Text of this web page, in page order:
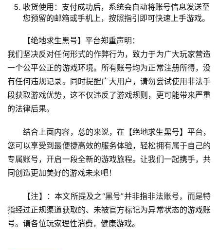
收货使用：支付成功后，系统会自动将账号信息发送至
您预留的邮箱或手机上，按照指引即可快速上手游戏。
【绝地求生黑号】平台郑重声明：
我们坚决反对任何形式的作弊行为，致力于为广大玩家营造
一个公平公正的游戏环境。所有账号均为正常注册所得，没
有任何违规记录。同时提醒广大用户，请勿尝试使用非法手
段获取游戏优势，这不仅违反了游戏规则，更可能带来严重
的法律后果。
结合上面内容，总的来说，在【绝地求生黑号】平台，
您可以享受到最便捷高效的服务体验，轻松拥有属于自己的
专属账号，开启一段全新的游戏旅程。让我们一起携手，共
同创造更加美好的游戏未来吧！
【注】：本文所提及之“黑号”并非指非法账号，而是特
指经过正规渠道获取的、未被官方标记为异常状态的游戏账
号。请各位玩家理性消费，健康游戏。